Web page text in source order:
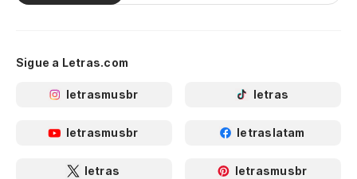
Sigue a Letras.com
letrasmusbr letras
letrasmusbr letraslatam
letras letrasmusbr